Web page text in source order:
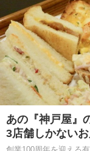
あの『神戸屋』
3店舗しかない